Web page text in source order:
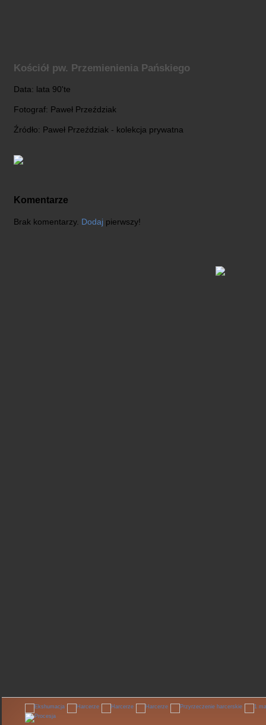
Kościół pw. Przemienienia Pańskiego
Data: lata 90'te
Fotograf: Paweł Przeździak
Źródło: Paweł Przeździak - kolekcja prywatna
Komentarze
Brak komentarzy. Dodaj pierwszy!